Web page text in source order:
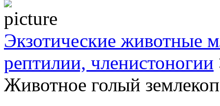
Экзотические животные
рептилии, членистоногии
Животное голый землекоп